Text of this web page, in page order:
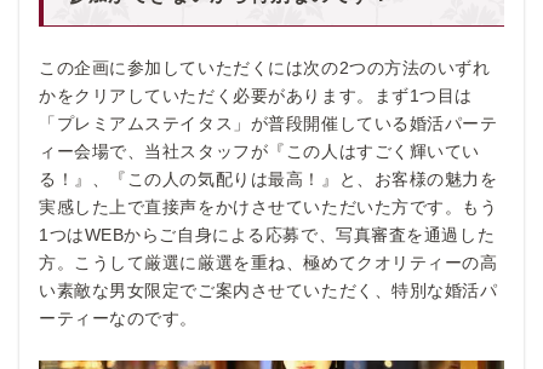
この企画に参加していただくには次の2つの方法のいずれ
かをクリアしていただく必要があります。まず1つ目は
「プレミアムステイタス」が普段開催している婚活パーテ
ィー会場で、当社スタッフが『この人はすごく輝いてい
る！』、『この人の気配りは最高！』と、お客様の魅力を
実感した上で直接声をかけさせていただいた方です。もう
1つはWEBからご自身による応募で、写真審査を通過した
方。こうして厳選に厳選を重ね、極めてクオリティーの高
い素敵な男女限定でご案内させていただく、特別な婚活パ
ーティーなのです。